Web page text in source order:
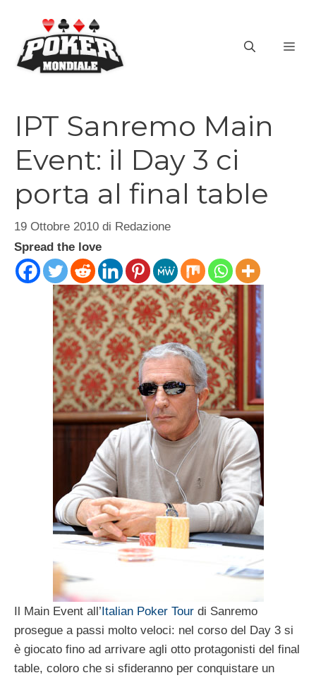
contenuto
IPT Sanremo Main
Event: il Day 3 ci
porta al final table
19 Ottobre 2010 di Redazione
Spread the love
Il Main Event all’Italian Poker Tour di Sanremo
prosegue a passi molto veloci: nel corso del Day 3 si
è giocato fino ad arrivare agli otto protagonisti del final
table, coloro che si sfideranno per conquistare un